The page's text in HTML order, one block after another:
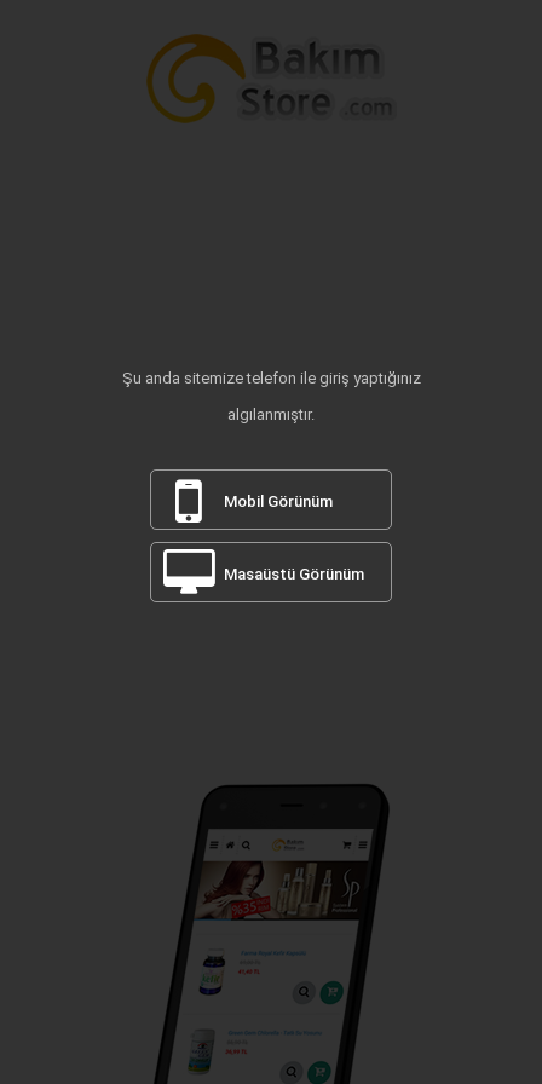
Şu anda sitemize telefon ile giriş yaptığınız
algılanmıştır.
Mobil Görünüm
Masaüstü Görünüm